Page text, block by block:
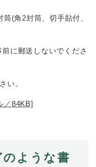
筒(角2封筒、切手貼付、
に郵送しないでくださ
い。
／84KB]
ような書